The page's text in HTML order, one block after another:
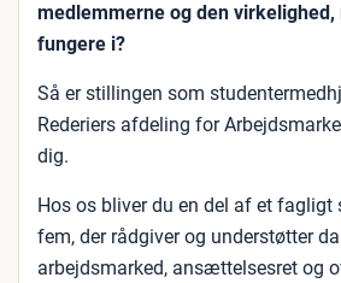
medlemmerne og den
fungere i?
Så er stillingen som
Rederiers afdeling for
dig.
Hos os bliver du en del af et
fem, der rådgiver og understøtter
arbejdsmarked, ansættelsesret og